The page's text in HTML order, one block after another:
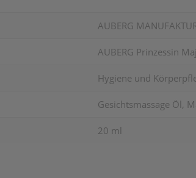
AUBERG
AUBERG Prinzessin
Hygiene und
Gesichtsmassage Öl,
20 ml